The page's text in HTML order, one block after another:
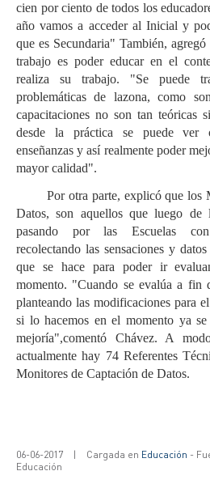
cien por ciento de todos los
año vamos a acceder al Inicial y
que es Secundaria" También,
trabajo es poder educar en el
realiza su trabajo. "Se puede
problemáticas de lazona, como
capacitaciones no son tan teóricas
desde la práctica se puede ver
enseñanzas y así realmente poder
mayor calidad".
Por otra parte, explicó que los
Datos, son aquellos que luego de
pasando por las Escuelas con
recolectando las sensaciones y
que se hace para poder ir
momento. "Cuando se evalúa a fin
planteando las modificaciones para
si lo hacemos en el momento ya
mejoría",comentó Chávez. A
actualmente hay 74 Referentes
Monitores de Captación de Datos.
06-06-2017 | Cargada en Educación -
Educación